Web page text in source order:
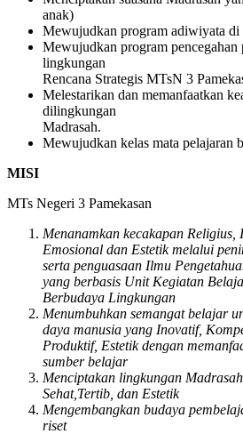
anak)
Mewujudkan program adiwiyata di
Mewujudkan program pencegahan
lingkungan
Rencana Strategis MTsN 3
Melestarikan dan memanfaatkan
dilingkungan
Madrasah.
Mewujudkan kelas mata pelajaran
MISI
MTs Negeri 3 Pamekasan
Menanamkan kecakapan Religius,
Emosional dan Estetik melalui
serta penguasaan Ilmu
yang berbasis Unit Kegiatan
Berbudaya Lingkungan
Menumbuhkan semangat belajar
daya manusia yang Inovatif,
Produktif, Estetik dengan
sumber belajar
Menciptakan lingkungan
Sehat,Tertib, dan Estetik
Mengembangkan budaya
riset